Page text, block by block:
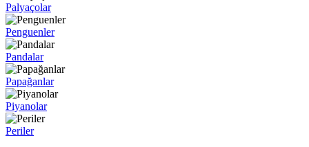
Palyaçolar
Penguenler
Pandalar
Papağanlar
Piyanolar
Periler